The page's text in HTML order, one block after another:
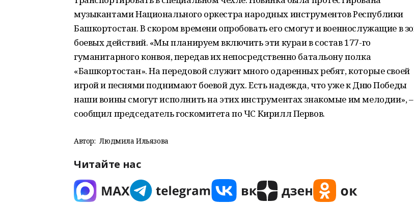
музыкантами Национального оркестра народных инструментов Республики
Башкортостан. В скором времени опробовать его смогут и военнослужащие в
боевых действий. «Мы планируем включить эти кураи в состав 177-го
гуманитарного конвоя, передав их непосредственно батальону полка
«Башкортостан». На передовой служит много одаренных ребят, которые своей
игрой и песнями поднимают боевой дух. Есть надежда, что уже к Дню Победы
наши воины смогут исполнить на этих инструментах знакомые им мелодии», –
сообщил председатель госкомитета по ЧС Кирилл Первов.
Автор: Людмила Ильязова
Читайте нас